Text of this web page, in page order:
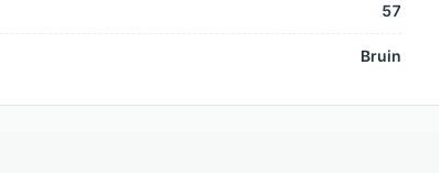
57
Bruin